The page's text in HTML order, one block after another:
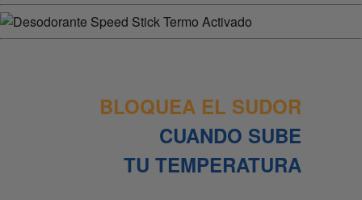
BLOQUEA EL SUDOR
CUANDO SUBE
TU TEMPERATURA